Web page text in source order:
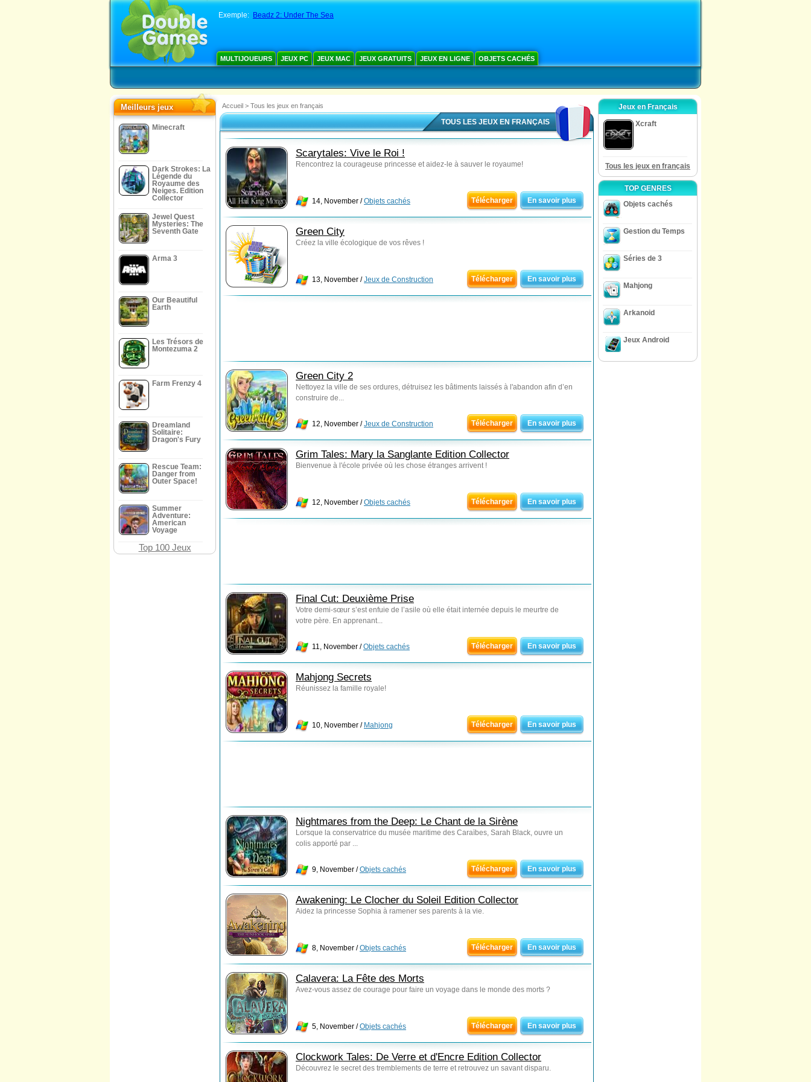
Exemple: Beadz 2: Under The Sea
MULTIJOUEURS JEUX PC JEUX MAC JEUX GRATUITS JEUX EN LIGNE OBJETS CACHÉS
Meilleurs jeux
Minecraft
Dark Strokes: La
Légende du
Royaume des
Neiges. Edition
Collector
Jewel Quest
Mysteries: The
Seventh Gate
Arma 3
Our Beautiful
Earth
Les Trésors de
Montezuma 2
Farm Frenzy 4
Dreamland
Solitaire:
Dragon's Fury
Rescue Team:
Danger from
Outer Space!
Summer
Adventure:
American
Voyage
Top 100 Jeux
Accueil > Tous les jeux en français
TOUS LES JEUX EN FRANÇAIS
Scarytales: Vive le Roi !
Rencontrez la courageuse princesse et aidez-le à sauver le royaume!
14, November /Objets cachés Télécharger En savoir plus
Green City
Créez la ville écologique de vos rêves !
13, November /Jeux de Construction Télécharger En savoir plus
Green City 2
Nettoyez la ville de ses ordures, détruisez les bâtiments laissés à l'abandon afin d’en
construire de...
12, November /Jeux de Construction Télécharger En savoir plus
Grim Tales: Mary la Sanglante Edition Collector
Bienvenue à l'école privée où les chose étranges arrivent !
12, November /Objets cachés Télécharger En savoir plus
Final Cut: Deuxième Prise
Votre demi-sœur s’est enfuie de l’asile où elle était internée depuis le meurtre de
votre père. En apprenant...
11, November /Objets cachés Télécharger En savoir plus
Mahjong Secrets
Réunissez la famille royale!
10, November / Mahjong Télécharger En savoir plus
Nightmares from the Deep: Le Chant de la Sirène
Lorsque la conservatrice du musée maritime des Caraïbes, Sarah Black, ouvre un
colis apporté par ...
9, November /Objets cachés Télécharger En savoir plus
Awakening: Le Clocher du Soleil Edition Collector
Aidez la princesse Sophia à ramener ses parents à la vie.
8, November /Objets cachés Télécharger En savoir plus
Calavera: La Fête des Morts
Avez-vous assez de courage pour faire un voyage dans le monde des morts ?
5, November /Objets cachés Télécharger En savoir plus
Clockwork Tales: De Verre et d'Encre Edition Collector
Découvrez le secret des tremblements de terre et retrouvez un savant disparu.
Jeux en Français
Xcraft
Tous les jeux en français
TOP GENRES
Objets cachés
Gestion du Temps
Séries de 3
Mahjong
Arkanoid
Jeux Android